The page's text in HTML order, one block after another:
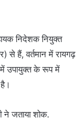
निदेशक नियुक्त
से हैं, वर्तमान में रायगढ़
उपायुक्त के रूप में
ने जताया शोक.